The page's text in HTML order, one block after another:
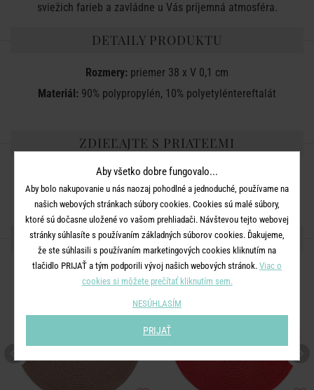
sviežich farieb a zavládne u Vás príjemná atmosféra.
DETAILY PRODUKTU
Rozmery: priemer 38 x V 0,1 cm
Materiál: 90% polypropylén, 10% polyetyléntereftalát
ZDIEĽAJTE S PRIATEĽMI
ĎALŠIE PRODUKTY ZO SÉRIE
Aby všetko dobre fungovalo...
Aby bolo nakupovanie u nás naozaj pohodlné a jednoduché, používame na
našich webových stránkach súbory cookies. Cookies sú malé súbory,
ktoré sú dočasne uložené vo vašom prehliadači. Návštevou tejto webovej
stránky súhlasíte s používaním základných súborov cookies. Ďakujeme,
že ste súhlasili s používaním marketingových cookies kliknutím na
tlačidlo PRIJAŤ a tým podporili vývoj našich webových stránok. Viac o
cookies si môžete prečítať kliknutím sem.
NESÚHLASÍM
PRIJAŤ